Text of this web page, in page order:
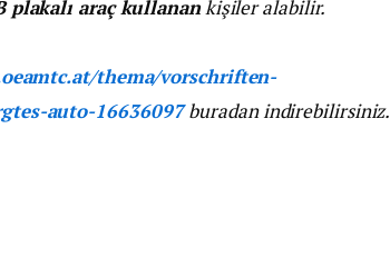
plakalı araç kullanankişiler alabilir.
thema/vorschriften-
auto-16636097 buradan indirebilirsiniz.